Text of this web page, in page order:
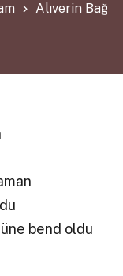
Alıverin
bend oldu